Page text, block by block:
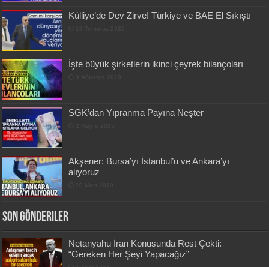
Külliye’de Dev Zirve! Türkiye ve BAE El Sıkıştı
İşte büyük şirketlerin ikinci çeyrek bilançoları
SGK’dan Yıpranma Payına Neşter
Akşener: Bursa’yı İstanbul’u ve Ankara’yı
alıyoruz
Son Gönderiler
Netanyahu İran Konusunda Rest Çekti:
“Gereken Her Şeyi Yapacağız”